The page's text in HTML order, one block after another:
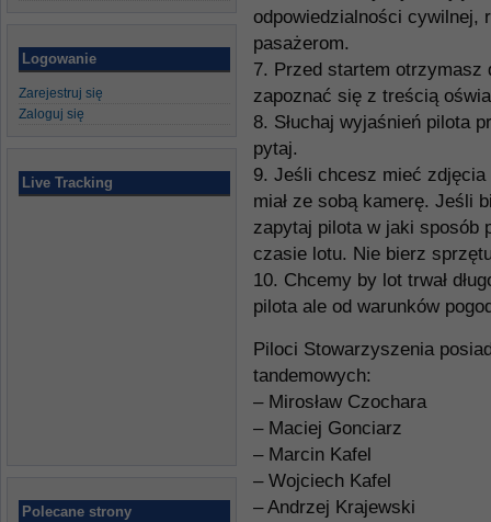
Logowanie
Zarejestruj się
Zaloguj się
Live Tracking
Polecane strony
odpowiedzialności cywilnej,
pasażerom.
7. Przed startem otrzymasz
zapoznać się z treścią
8. Słuchaj wyjaśnień pilota
pytaj.
9. Jeśli chcesz mieć
miał ze sobą kamerę. Jeśli
zapytaj pilota w jaki sposób
czasie lotu. Nie bierz
10. Chcemy by lot trwał
pilota ale od warunków
Piloci Stowarzyszenia
tandemowych:
– Mirosław Czochara
– Maciej Gonciarz
– Marcin Kafel
– Wojciech Kafel
– Andrzej Krajewski